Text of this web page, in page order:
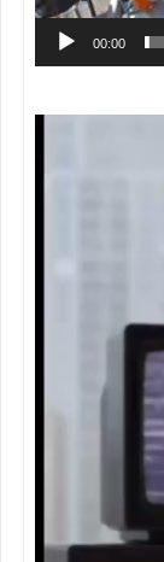
00:00